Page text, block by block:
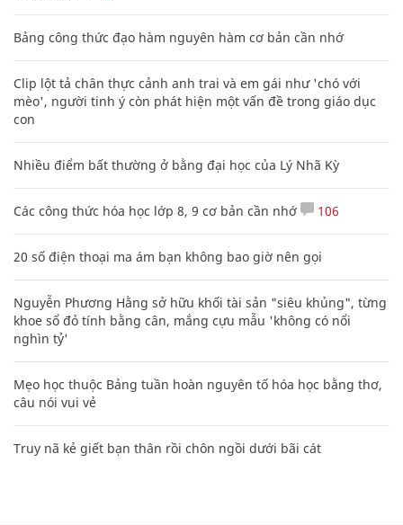
Bảng công thức đạo hàm nguyên hàm cơ bản cần nhớ
Clip lột tả chân thực cảnh anh trai và em gái như 'chó với
mèo', người tinh ý còn phát hiện một vấn đề trong giáo dục
con
Nhiều điểm bất thường ở bằng đại học của Lý Nhã Kỳ
Các công thức hóa học lớp 8, 9 cơ bản cần nhớ 106
20 số điện thoại ma ám bạn không bao giờ nên gọi
Nguyễn Phương Hằng sở hữu khối tài sản "siêu khủng", từng
khoe sổ đỏ tính bằng cân, mắng cựu mẫu 'không có nổi
nghìn tỷ'
Mẹo học thuộc Bảng tuần hoàn nguyên tố hóa học bằng thơ,
câu nói vui vẻ
Truy nã kẻ giết bạn thân rồi chôn ngồi dưới bãi cát